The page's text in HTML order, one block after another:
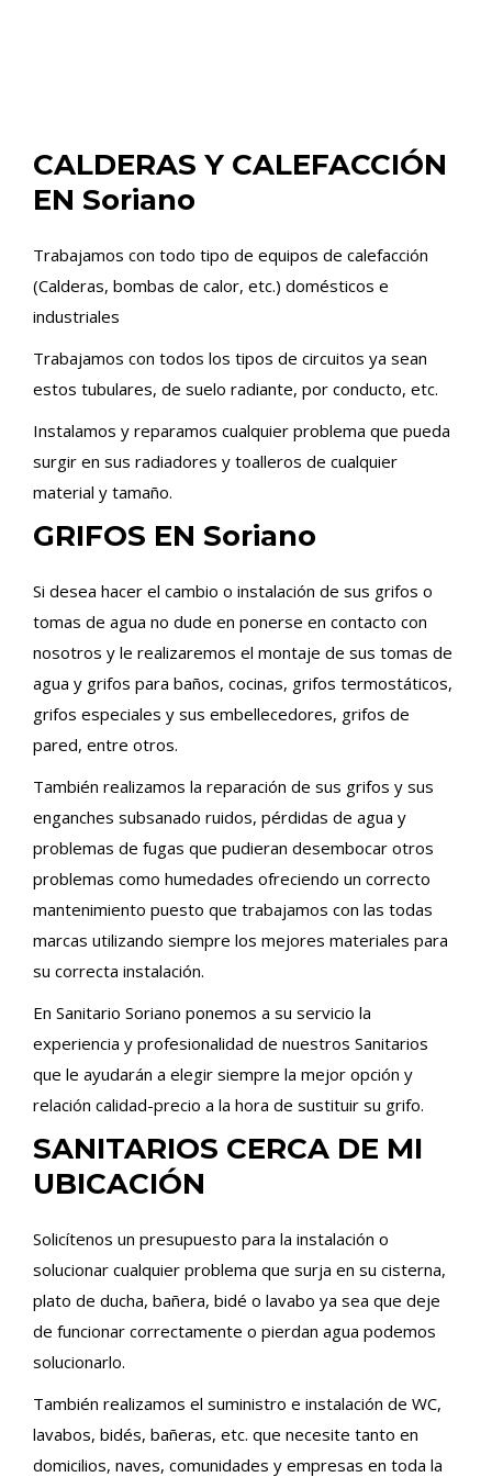
CALDERAS Y CALEFACCIÓN
EN Soriano
Trabajamos con todo tipo de equipos de calefacción
(Calderas, bombas de calor, etc.) domésticos e
industriales
Trabajamos con todos los tipos de circuitos ya sean
estos tubulares, de suelo radiante, por conducto, etc.
Instalamos y reparamos cualquier problema que pueda
surgir en sus radiadores y toalleros de cualquier
material y tamaño.
GRIFOS EN Soriano
Si desea hacer el cambio o instalación de sus grifos o
tomas de agua no dude en ponerse en contacto con
nosotros y le realizaremos el montaje de sus tomas de
agua y grifos para baños, cocinas, grifos termostáticos,
grifos especiales y sus embellecedores, grifos de
pared, entre otros.
También realizamos la reparación de sus grifos y sus
enganches subsanado ruidos, pérdidas de agua y
problemas de fugas que pudieran desembocar otros
problemas como humedades ofreciendo un correcto
mantenimiento puesto que trabajamos con las todas
marcas utilizando siempre los mejores materiales para
su correcta instalación.
En Sanitario Soriano ponemos a su servicio la
experiencia y profesionalidad de nuestros Sanitarios
que le ayudarán a elegir siempre la mejor opción y
relación calidad-precio a la hora de sustituir su grifo.
SANITARIOS CERCA DE MI
UBICACIÓN
Solicítenos un presupuesto para la instalación o
solucionar cualquier problema que surja en su cisterna,
plato de ducha, bañera, bidé o lavabo ya sea que deje
de funcionar correctamente o pierdan agua podemos
solucionarlo.
También realizamos el suministro e instalación de WC,
lavabos, bidés, bañeras, etc. que necesite tanto en
domicilios, naves, comunidades y empresas en toda la